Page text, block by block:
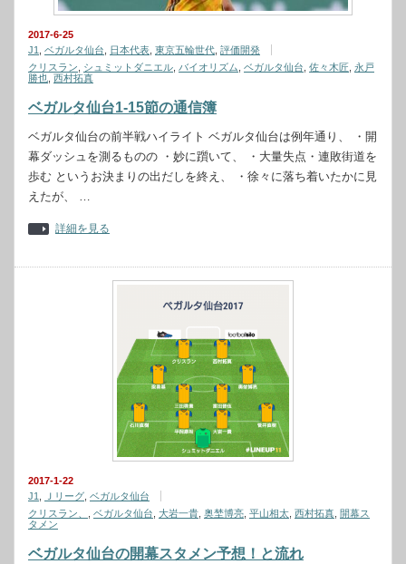
2017-6-25
J1
ベガルタ仙台 日本代表 東京五輪世代 評価開発
クリスラン
シュミットダニエル バイオリズム ベガルタ仙台 佐々木匠 永戸
勝也 西村拓真
ベガルタ仙台1-15節の通信簿
ベガルタ仙台の前半戦ハイライト ベガルタ仙台は例年通り、 ・開
幕ダッシュを測るものの ・妙に躓いて、 ・大量失点・連敗街道を
歩む というお決まりの出だしを終え、 ・徐々に落ち着いたかに見
えたが、 …
詳細を見る
2017-1-22
J1
Ｊリーグ ベガルタ仙台
クリスラン、
ベガルタ仙台 大岩一貴 奥埜博亮 平山相太 西村拓真 開幕ス
タメン
ベガルタ仙台の開幕スタメン予想！と流れ